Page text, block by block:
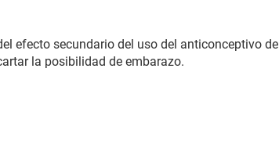
efecto secundario del uso del anticonceptivo de
la posibilidad de embarazo.